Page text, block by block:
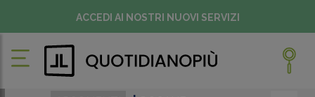
ACCEDI AI NOSTRI NUOVI SERVIZI